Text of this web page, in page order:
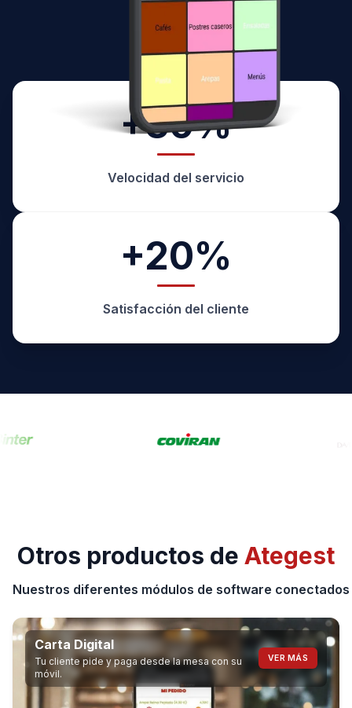
+30%
Velocidad del servicio
+20%
Satisfacción del cliente
Otros productos de Ategest
Nuestros diferentes módulos de software
Carta Digital
Tu cliente pide y paga desde la mesa con su
móvil.
VER MÁS